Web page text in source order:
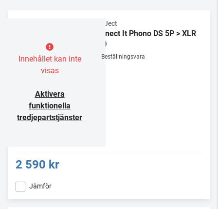
Innehållet kan inte
visas
Aktivera
funktionella
tredjepartstjänster
Pro-Ject
Connect It Phono DS 5P > XLR
(TB)
Beställningsvara
2 590 kr
Jämför